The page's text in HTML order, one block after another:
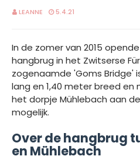
LEANNE 5.4.21
In de zomer van 2015
hangbrug in het Zwitserse
zogenaamde 'Goms Bridge'
lang en 1,40 meter breed
het dorpje Mühlebach aan
mogelijk.
Over de hangbrug
en Mühlebach